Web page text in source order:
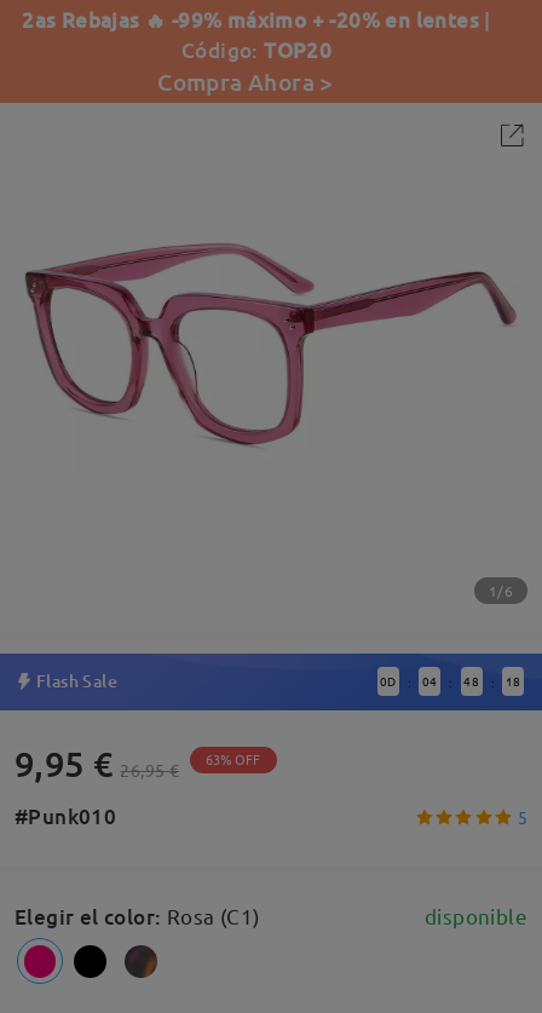
2as Rebajas 🔥 -99% máximo + -20% en lentes |
Código:TOP20
Compra Ahora >
1/6
Flash Sale 0D : 04 : 48 : 17
9,95 € 26,95 € 63% OFF
#Punk010 5
Elegir el color: Rosa (C1) disponible